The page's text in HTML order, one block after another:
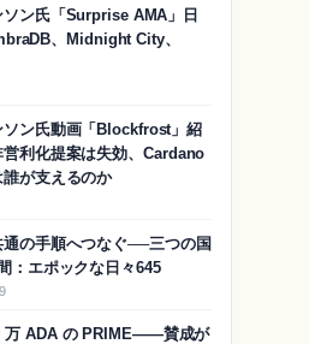
ン氏「Surprise AMA」日
、Midnight City、
ソン氏動画「Blockfrost」紹
利化提案は失効、Cardano
が支えるのか
通の手順へつなぐ──三つの国
：エポックな日々645
万 ADA の PRIME——賛成が